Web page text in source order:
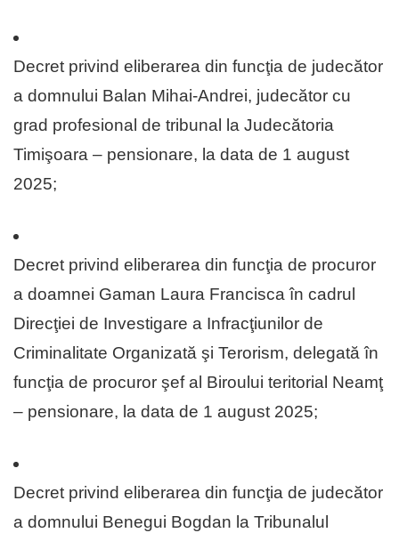
Decret privind eliberarea din funcţia de judecător
a domnului Balan Mihai-Andrei, judecător cu
grad profesional de tribunal la Judecătoria
Timişoara – pensionare, la data de 1 august
2025;
Decret privind eliberarea din funcţia de procuror
a doamnei Gaman Laura Francisca în cadrul
Direcţiei de Investigare a Infracţiunilor de
Criminalitate Organizată şi Terorism, delegată în
funcţia de procuror şef al Biroului teritorial Neamţ
– pensionare, la data de 1 august 2025;
Decret privind eliberarea din funcţia de judecător
a domnului Benegui Bogdan la Tribunalul